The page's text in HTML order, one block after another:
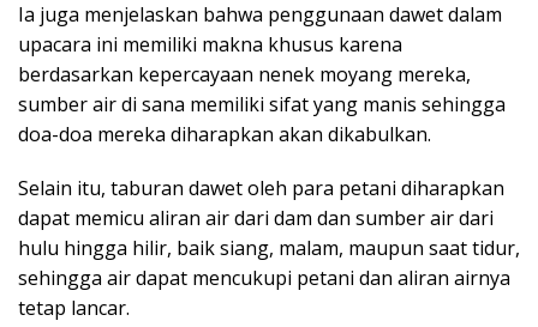
Ia juga menjelaskan bahwa penggunaan dawet dalam
upacara ini memiliki makna khusus karena
berdasarkan kepercayaan nenek moyang mereka,
sumber air di sana memiliki sifat yang manis sehingga
doa-doa mereka diharapkan akan dikabulkan.
Selain itu, taburan dawet oleh para petani diharapkan
dapat memicu aliran air dari dam dan sumber air dari
hulu hingga hilir, baik siang, malam, maupun saat tidur,
sehingga air dapat mencukupi petani dan aliran airnya
tetap lancar.